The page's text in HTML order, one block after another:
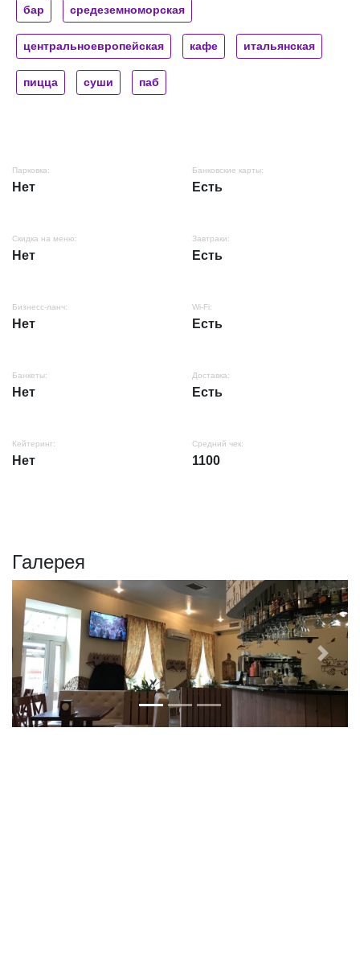
бар средеземноморская
центральноевропейская кафе итальянская
пицца суши паб
Парковка:
Нет
Банковские карты:
Есть
Скидка на меню:
Нет
Завтраки:
Есть
Бизнесс-ланч:
Нет
Wi-Fi:
Есть
Банкеты:
Нет
Доставка:
Есть
Кейтеринг:
Нет
Средний чек:
1100
Галерея
Previous Next